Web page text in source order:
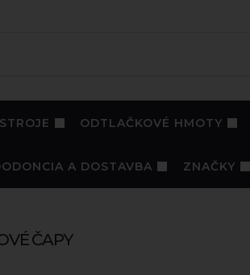
ODTLAČKOVÉ HMOTY
A DOSTAVBA ZNAČKY
ČAPY